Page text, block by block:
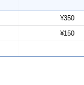
¥350
¥150